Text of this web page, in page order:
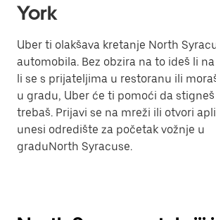
York
Uber ti olakšava kretanje North
automobila. Bez obzira na to ideš li
li se s prijateljima u restoranu ili
u gradu, Uber će ti pomoći da
trebaš. Prijavi se na mreži ili otvori
unesi odredište za početak vožnje u
graduNorth Syracuse.